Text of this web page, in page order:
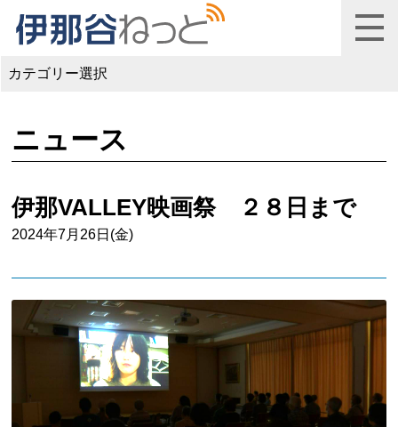
カテゴリー選択
ニュース
伊那VALLEY映画祭 ２８日まで
2024年7月26日(金)